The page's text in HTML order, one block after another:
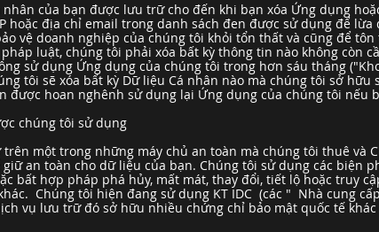
của bạn được lưu trữ cho đến khi bạn xóa Ứng dụng
hoặc địa chỉ email trong danh sách đen được sử dụng để
vệ doanh nghiệp của chúng tôi khỏi tổn thất và cũng để
luật, chúng tôi phải xóa bất kỳ thông tin nào không còn
sử dụng Ứng dụng của chúng tôi trong hơn sáu tháng
tôi sẽ xóa bất kỳ Dữ liệu Cá nhân nào mà chúng tôi sở hữu
được hoan nghênh sử dụng lại Ứng dụng của chúng tôi nếu
chúng tôi sử dụng
một trong những máy chủ an toàn mà chúng tôi thuê và
an toàn cho dữ liệu của bạn. Chúng tôi sử dụng các biện
bất hợp pháp phá hủy, mất mát, thay đổi, tiết lộ hoặc truy
Chúng tôi hiện đang sử dụng KT IDC (các " Nhà cung
vụ lưu trữ đó sở hữu nhiều chứng chỉ bảo mật quốc tế